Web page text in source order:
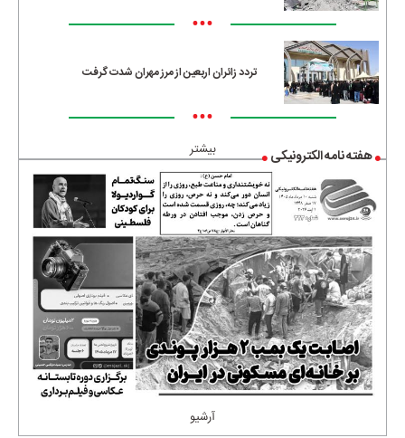
•••
تردد زائران اربعین از مرز مهران شدت گرفت
•••
بیشتر هفته نامه الکترونیکی
آرشیو